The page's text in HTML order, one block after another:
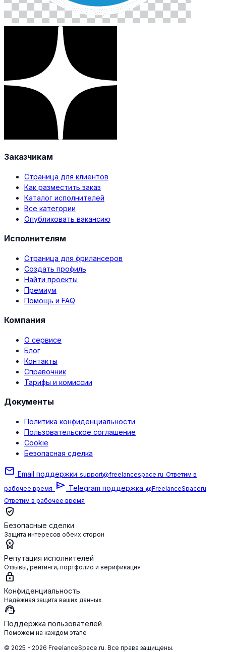
Заказчикам
Страница для клиентов
Как разместить заказ
Каталог исполнителей
Все категории
Опубликовать вакансию
Исполнителям
Страница для фрилансеров
Создать профиль
Найти проекты
Премиум
Помощь и FAQ
Компания
О сервисе
Блог
Контакты
Справочник
Тарифы и комиссии
Документы
Политика конфиденциальности
Пользовательское соглашение
Cookie
Безопасная сделка
mail Email поддержки support@freelancespace.ru Ответим в
рабочее время send Telegram поддержка @FreelanceSpaceru
Ответим в рабочее время
verified_user
Безопасные сделки
Защита интересов обеих сторон
workspace_premium
Репутация исполнителей
Отзывы, рейтинги, портфолио и верификация
lock
Конфиденциальность
Надёжная защита ваших данных
support_agent
Поддержка пользователей
Поможем на каждом этапе
© 2025 - 2026 FreelanceSpace.ru. Все права защищены.